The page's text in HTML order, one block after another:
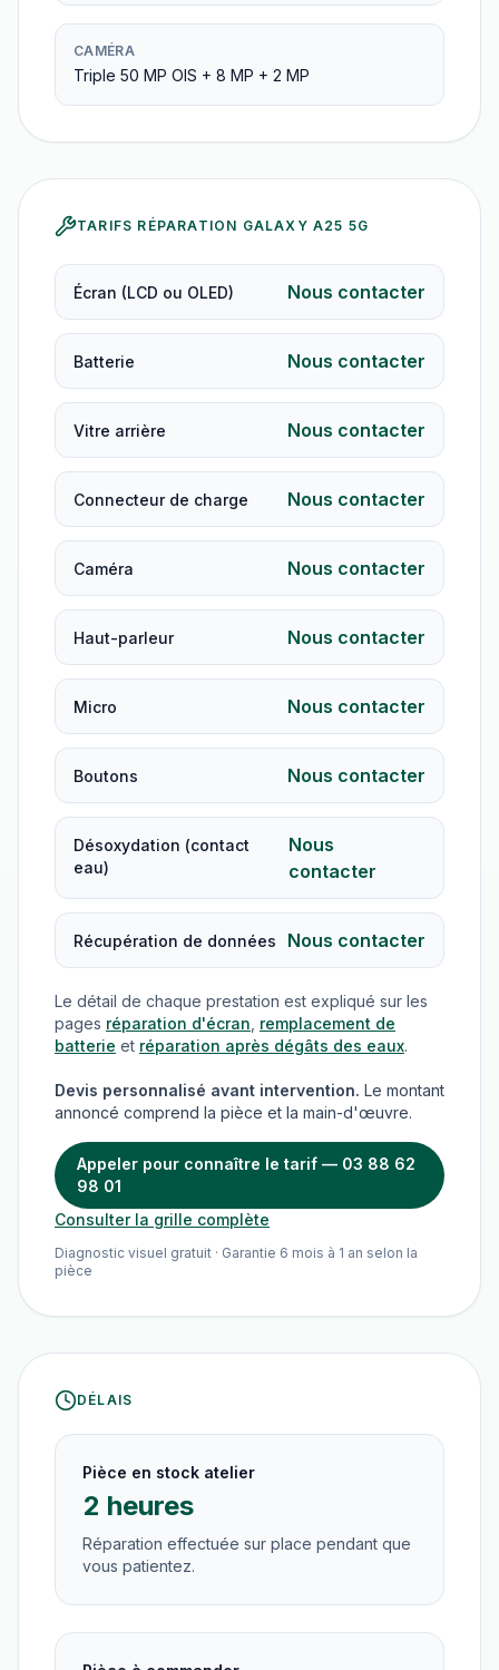
CAMÉRA
Triple 50 MP OIS + 8 MP + 2 MP
TARIFS RÉPARATION GALAXY A25 5G
Écran (LCD ou OLED) Nous contacter
Batterie Nous contacter
Vitre arrière Nous contacter
Connecteur de charge Nous contacter
Caméra Nous contacter
Haut-parleur Nous contacter
Micro Nous contacter
Boutons Nous contacter
Désoxydation (contact
eau)
Nous
contacter
Récupération de données Nous contacter
Le détail de chaque prestation est expliqué sur les
pages réparation d'écran remplacement de
batterie et réparation après dégâts des eaux.
Devis personnalisé avant intervention. Le montant
annoncé comprend la pièce et la main-d'œuvre.
Appeler pour connaître le tarif — 03 88 62
98 01
Consulter la grille complète
Diagnostic visuel gratuit · Garantie 6 mois à 1 an selon la
pièce
DÉLAIS
Pièce en stock atelier
2 heures
Réparation effectuée sur place pendant que
vous patientez.